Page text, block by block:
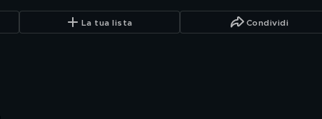
La tua lista Condividi